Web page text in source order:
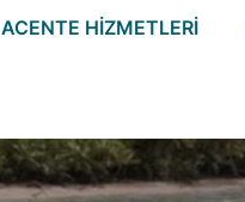
ACENTE HIZMETLERI